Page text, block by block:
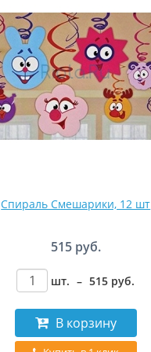
Спираль Смешарики, 12 шт
515 руб.
шт. – 515 руб.
В корзину